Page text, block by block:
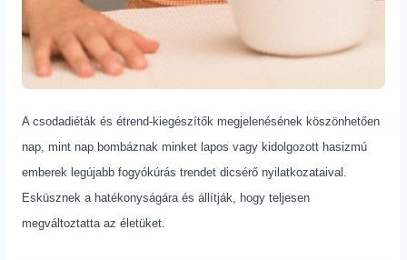
A csodadiéták és étrend-kiegészítők megjelenésének köszönhetően
nap, mint nap bombáznak minket lapos vagy kidolgozott hasizmú
emberek legújabb fogyókúrás trendet dicsérő nyilatkozataival.
Esküsznek a hatékonyságára és állítják, hogy teljesen
megváltoztatta az életüket.